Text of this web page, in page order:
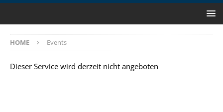
HOME Events
Dieser Service wird derzeit nicht angeboten